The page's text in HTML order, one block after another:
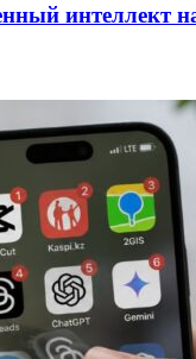
интеллект